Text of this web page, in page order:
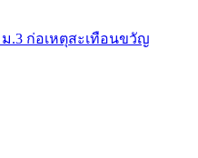
.3 ก่อเหตุสะเทือนขวัญ